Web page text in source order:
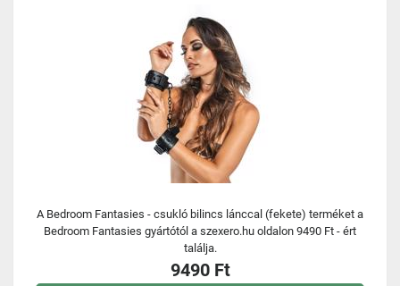
A Bedroom Fantasies - csukló bilincs lánccal (fekete) terméket a
Bedroom Fantasies gyártótól a szexero.hu oldalon 9490 Ft - ért
találja.
9490 Ft